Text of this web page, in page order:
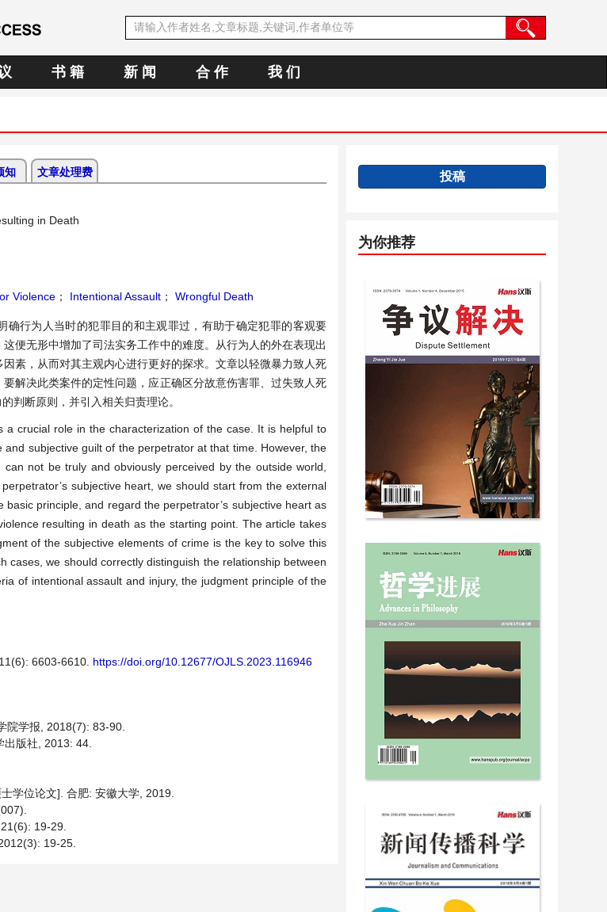
书 籍 新 闻 合 作 我 们
知 文章处理费
in Death
Violence ； Intentional Assault ； Wrongful Death
行为人当时的犯罪目的和主观罪过，有助于确定犯罪的客观要
便无形中增加了司法实务工作中的难度。从行为人的外在表现出
素，从而对其主观内心进行更好的探求。文章以轻微暴力致人死
解决此类案件的定性问题，应正确区分故意伤害罪、过失致人死
判断原则，并引入相关归责理论。
crucial role in the characterization of the case. It is helpful to
subjective guilt of the perpetrator at that time. However, the
not be truly and obviously perceived by the outside world,
subjective heart, we should start from the external
principle, and regard the perpetrator’s subjective heart as
resulting in death as the starting point. The article takes
of the subjective elements of crime is the key to solve this
we should correctly distinguish the relationship between
of intentional assault and injury, the judgment principle of the
6603-6610. https://doi.org/10.12677/OJLS.2023.116946
学报, 2018(7): 83-90.
版社, 2013: 44.
学位论文]. 合肥: 安徽大学, 2019.
19-29.
19-25.
投稿
为你推荐